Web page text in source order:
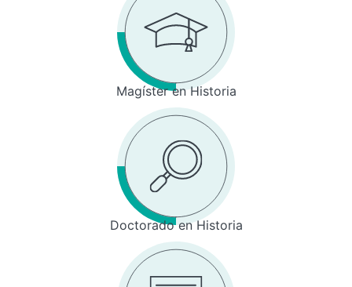
Magíster en Historia
Doctorado en Historia